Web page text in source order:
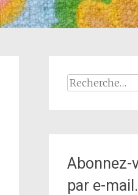
Rechercher :
Abonnez-
par e-mail.